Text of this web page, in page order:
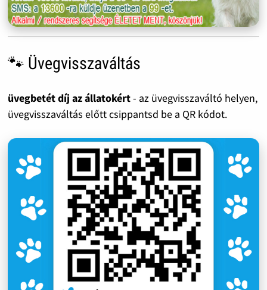
🐾 Üvegvisszaváltás
üvegbetét díj az állatokért- az üvegvisszaváltó helyen,
üvegvisszaváltás előtt csippantsd be a QR kódot.